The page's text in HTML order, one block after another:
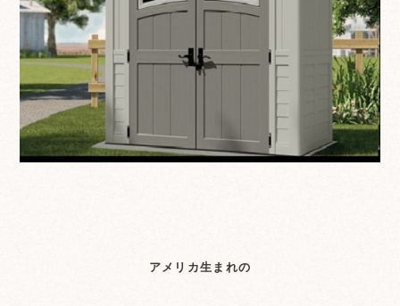
アメリカ生まれの